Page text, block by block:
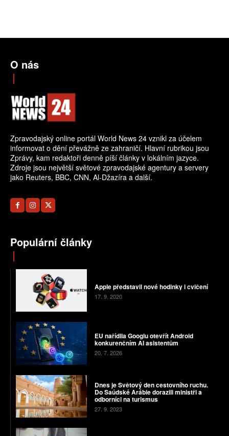
O nás
Zpravodajský online portál World News 24 vznikl za účelem
informovat o dění převážně ze zahraničí. Hlavní rubrikou jsou
Zprávy, kam redaktoři denně píší články v lokálním jazyce.
Zdroje jsou největší světové zpravodajské agentury a servery
jako Reuters, BBC, CNN, Al-Džazíra a další.
Populární články
Apple představil nové hodinky i cvičení
17. 9. 2020
EU nařídila Googlu otevřít Android
konkurenčním AI asistentům
20. 7. 2026
Dnes je Světový den cestovního ruchu.
Do Saúdské Arábie dorazili ministři a
odborníci na turismus
27. 9. 2023